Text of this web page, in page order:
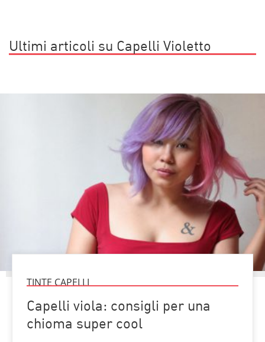
Ultimi articoli su Capelli Violetto
TINTE CAPELLI
Capelli viola: consigli per una
chioma super cool